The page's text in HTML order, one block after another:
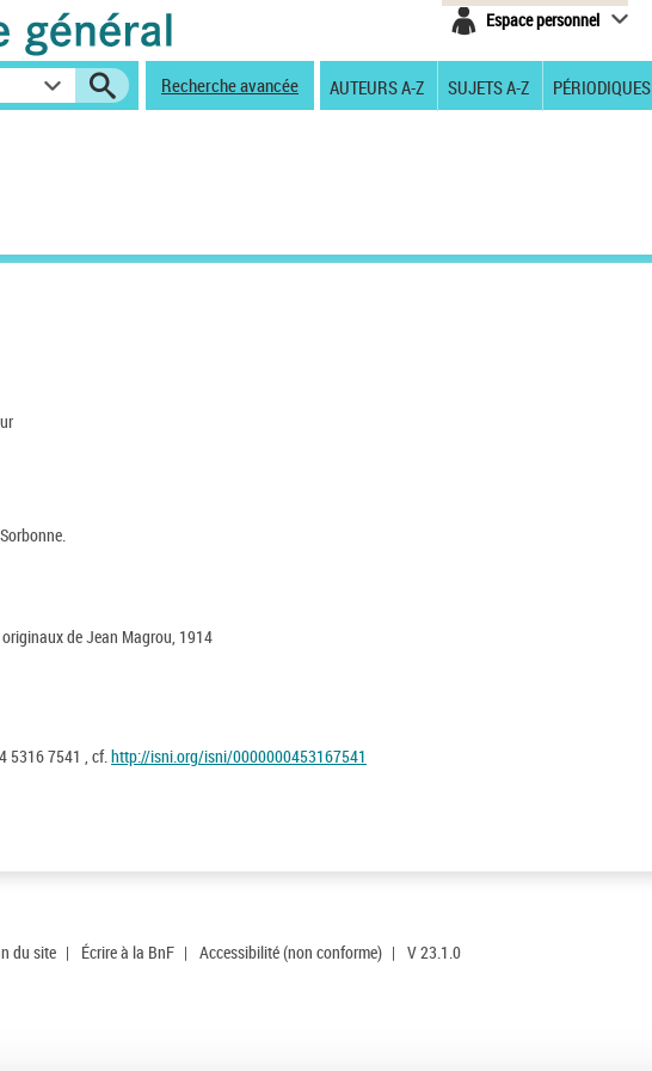
Espace personnel
Recherche avancée AUTEURS A-Z SUJETS A-Z PÉRIODIQUES
de Jean Magrou, 1914
5316 7541 , cf.http://isni.org/isni/0000000453167541
du site | Écrire à la BnF | Accessibilité (non conforme) | V 23.1.0